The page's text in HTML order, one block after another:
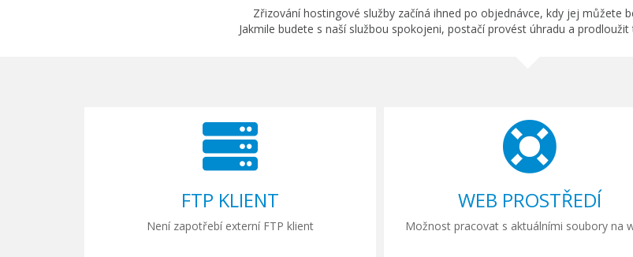
Zřizování hostingové služby začíná ihned po objednávce, kdy jej můžete
Jakmile budete s naší službou spokojeni, postačí provést úhradu a
FTP KLIENT
Není zapotřebí externí FTP klient
WEB PROSTŘEDÍ
Možnost pracovat s aktuálními soubory na